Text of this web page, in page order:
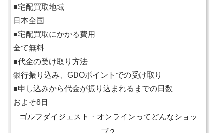
■宅配買取地域
日本全国
■宅配買取にかかる費用
全て無料
■代金の受け取り方法
銀行振り込み、GDOポイントでの受け取り
■申し込みから代金が振り込まれるまでの日数
およそ8日
ゴルフダイジェスト・オンラインってどんなショッ